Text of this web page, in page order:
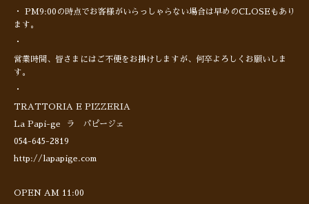
・ PM9:00の時点でお客様がいらっしゃらない場合は早めのCLOSEもあり
ます。
・
営業時間、皆さまにはご不便をお掛けしますが、何卒よろしくお願いしま
す。
・
TRATTORIA E PIZZERIA
La Papi-ge ラ パピージェ
054-645-2819
http://lapapige.com
OPEN AM 11:00